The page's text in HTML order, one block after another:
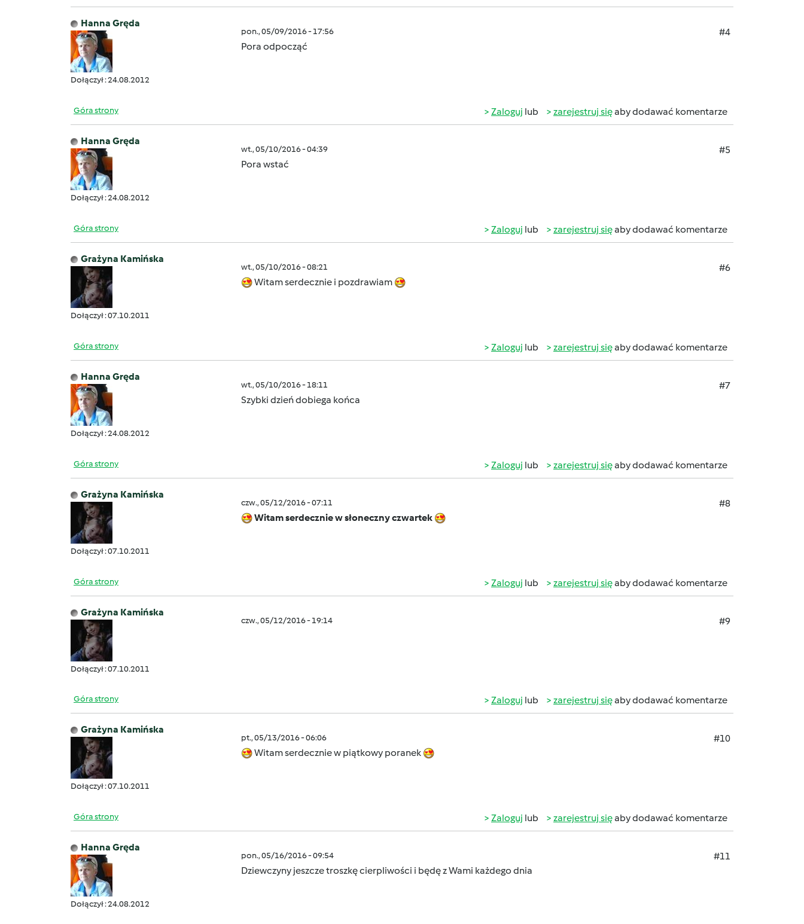
Hanna Gręda
Dołączył : 24.08.2012
pon., 05/09/2016 - 17:56
#4
Pora odpocząć
Góra strony Zaloguj lub zarejestruj sięaby dodawać komentarze
Hanna Gręda
Dołączył : 24.08.2012
wt., 05/10/2016 - 04:39
#5
Pora wstać
Góra strony Zaloguj lub zarejestruj sięaby dodawać komentarze
Grażyna Kamińska
Dołączył : 07.10.2011
wt., 05/10/2016 - 08:21
#6
Witam serdecznie i pozdrawiam
Góra strony Zaloguj lub zarejestruj sięaby dodawać komentarze
Hanna Gręda
Dołączył : 24.08.2012
wt., 05/10/2016 - 18:11
#7
Szybki dzień dobiega końca
Góra strony Zaloguj lub zarejestruj sięaby dodawać komentarze
Grażyna Kamińska
Dołączył : 07.10.2011
czw., 05/12/2016 - 07:11
#8
Witam serdecznie w słoneczny czwartek
Góra strony Zaloguj lub zarejestruj sięaby dodawać komentarze
Grażyna Kamińska
Dołączył : 07.10.2011
czw., 05/12/2016 - 19:14 #9
Góra strony Zaloguj lub zarejestruj sięaby dodawać komentarze
Grażyna Kamińska
Dołączył : 07.10.2011
pt., 05/13/2016 - 06:06
#10
Witam serdecznie w piątkowy poranek
Góra strony Zaloguj lub zarejestruj sięaby dodawać komentarze
Hanna Gręda
Dołączył : 24.08.2012
pon., 05/16/2016 - 09:54
#11
Dziewczyny jeszcze troszkę cierpliwości i będę z Wami każdego dnia